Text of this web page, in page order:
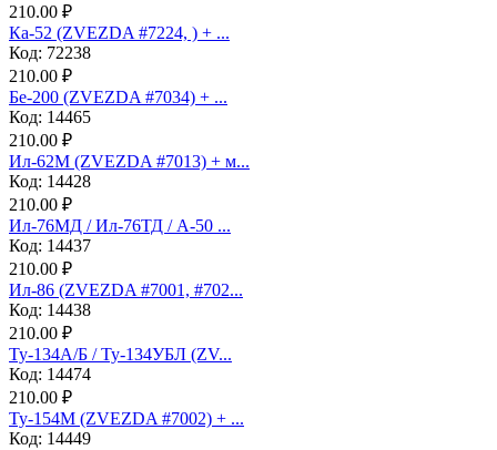
210.00 ₽
Ка-52 (ZVEZDA #7224, ) + ...
Код: 72238
210.00 ₽
Бе-200 (ZVEZDA #7034) + ...
Код: 14465
210.00 ₽
Ил-62М (ZVEZDA #7013) + м...
Код: 14428
210.00 ₽
Ил-76МД / Ил-76ТД / А-50 ...
Код: 14437
210.00 ₽
Ил-86 (ZVEZDA #7001, #702...
Код: 14438
210.00 ₽
Ту-134А/Б / Ту-134УБЛ (ZV...
Код: 14474
210.00 ₽
Ту-154М (ZVEZDA #7002) + ...
Код: 14449